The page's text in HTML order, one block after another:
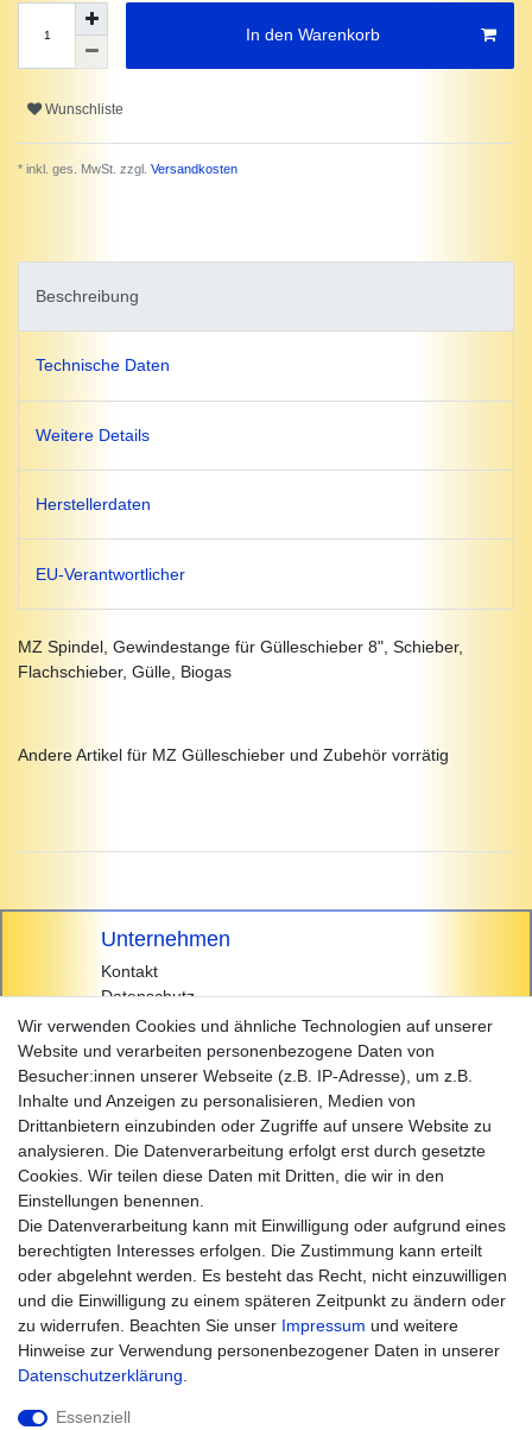
In den Warenkorb
Wunschliste
* inkl. ges. MwSt. zzgl. Versandkosten
Beschreibung
Technische Daten
Weitere Details
Herstellerdaten
EU-Verantwortlicher
MZ Spindel, Gewindestange für Gülleschieber 8", Schieber,
Flachschieber, Gülle, Biogas
Andere Artikel für MZ Gülleschieber und Zubehör vorrätig
Unternehmen
Kontakt
Datenschutz
AGB
Impressum
Einkaufen
Zahlungsarten
Versandarten & -kosten
Widerrufsrecht
Warenkorb
Zur Kasse
Hilfe
Wir verwenden Cookies und ähnliche Technologien auf unserer
Website und verarbeiten personenbezogene Daten von
Besucher:innen unserer Webseite (z.B. IP-Adresse), um z.B.
Inhalte und Anzeigen zu personalisieren, Medien von
Drittanbietern einzubinden oder Zugriffe auf unsere Website zu
analysieren. Die Datenverarbeitung erfolgt erst durch gesetzte
Cookies. Wir teilen diese Daten mit Dritten, die wir in den
Einstellungen benennen.
Die Datenverarbeitung kann mit Einwilligung oder aufgrund eines
berechtigten Interesses erfolgen. Die Zustimmung kann erteilt
oder abgelehnt werden. Es besteht das Recht, nicht einzuwilligen
und die Einwilligung zu einem späteren Zeitpunkt zu ändern oder
zu widerrufen. Beachten Sie unser Impressum und weitere
Hinweise zur Verwendung personenbezogener Daten in unserer
Daten­schutz­erklärung
Essenziell